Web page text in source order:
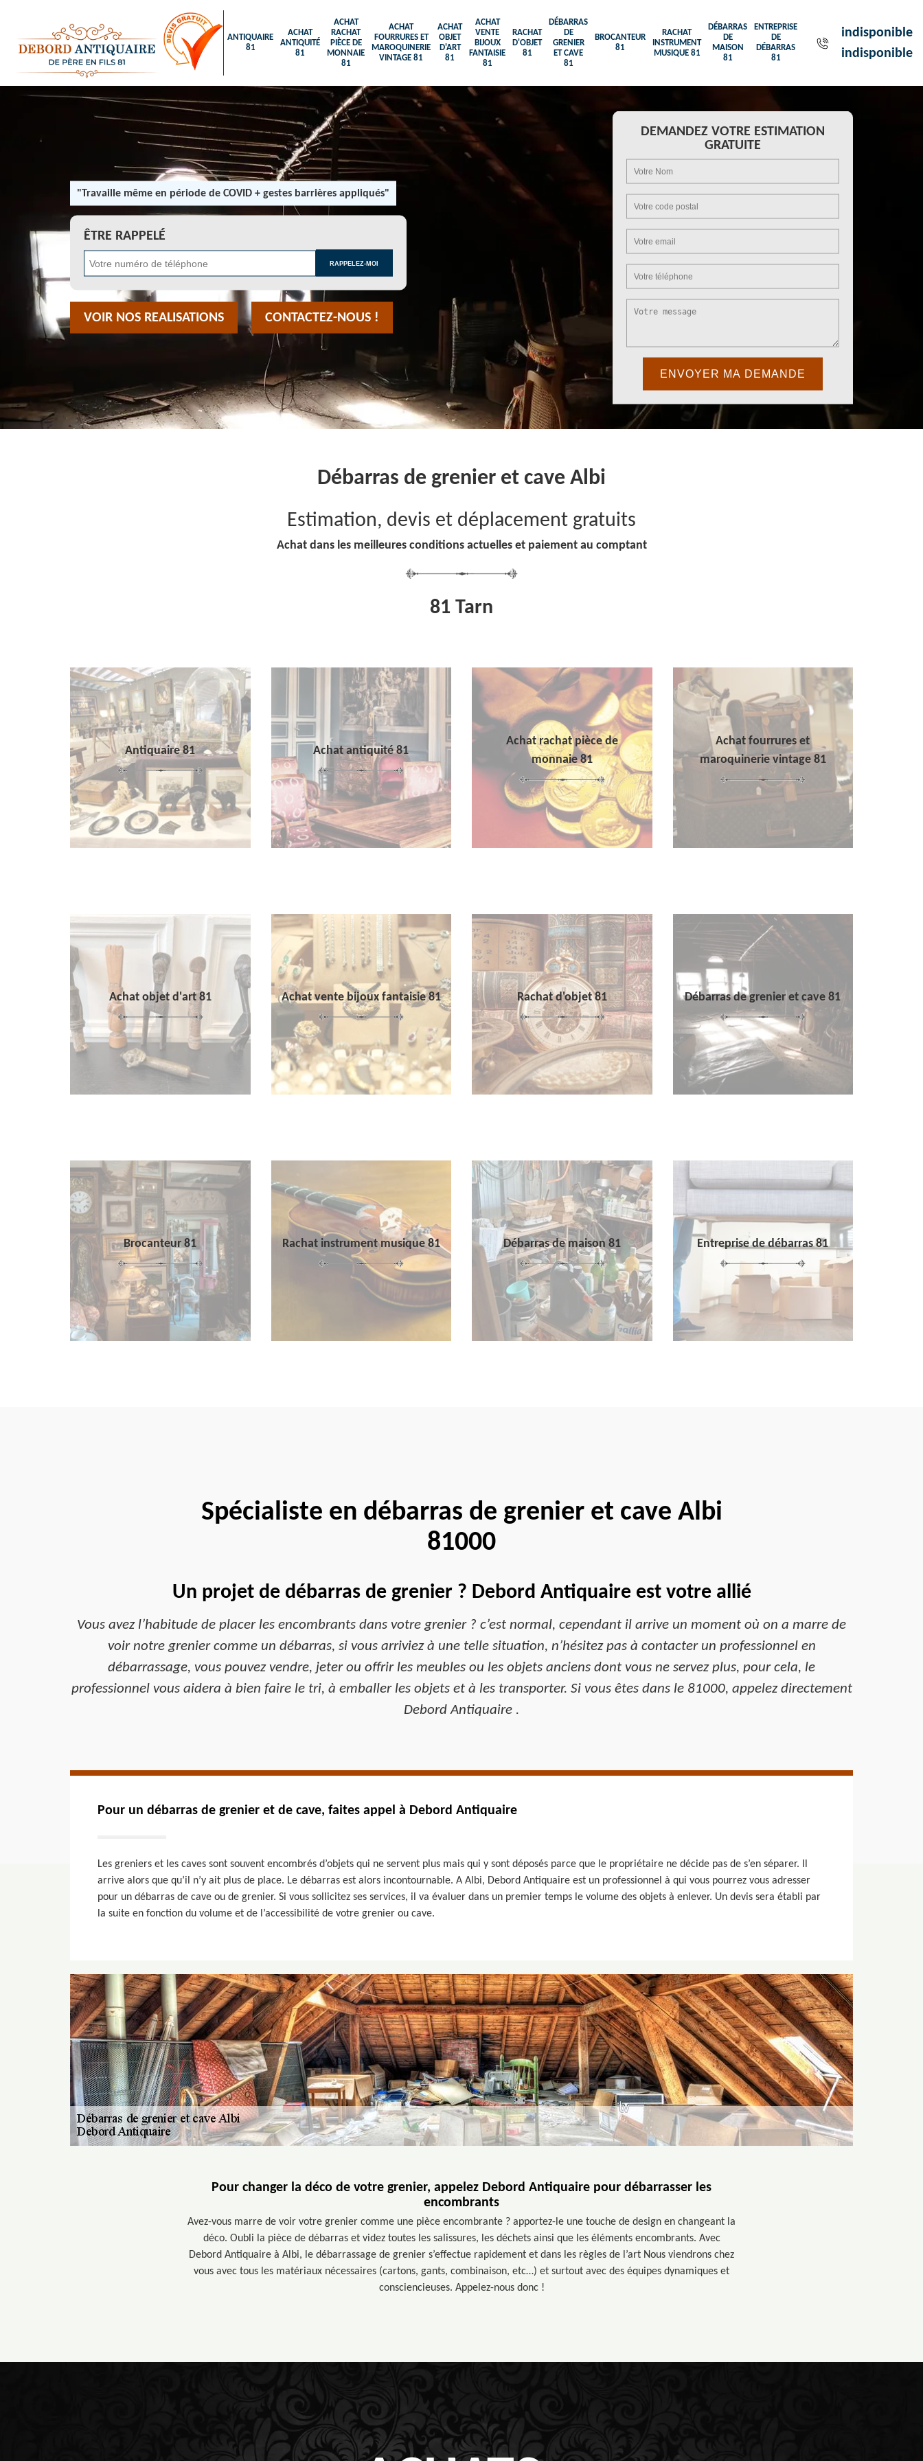
ANTIQUAIRE
81
ACHAT
ANTIQUITÉ
81
ACHAT
RACHAT
PIÈCE DE
MONNAIE
81
ACHAT
FOURRURES ET
MAROQUINERIE
VINTAGE 81
ACHAT
OBJET
D'ART
81
ACHAT
VENTE
BIJOUX
FANTAISIE
81
RACHAT
D'OBJET
81
DÉBARRAS
DE
GRENIER
ET CAVE
81
BROCANTEUR
81
RACHAT
INSTRUMENT
MUSIQUE 81
DÉBARRAS
DE
MAISON
81
ENTREPRISE
DE
DÉBARRAS
81
indisponible
indisponible
"Travaille même en période de COVID + gestes barrières appliqués"
ÊTRE RAPPELÉ
VOIR NOS REALISATIONS CONTACTEZ-NOUS !
DEMANDEZ VOTRE ESTIMATION
GRATUITE
Débarras de grenier et cave Albi
Estimation, devis et déplacement gratuits
Achat dans les meilleures conditions actuelles et paiement au comptant
81 Tarn
Antiquaire 81 Achat antiquité 81
Achat rachat pièce de
monnaie 81
Achat fourrures et
maroquinerie vintage 81
Achat objet d'art 81 Achat vente bijoux fantaisie 81 Rachat d'objet 81 Débarras de grenier et cave 81
Brocanteur 81 Rachat instrument musique 81 Débarras de maison 81 Entreprise de débarras 81
Spécialiste en débarras de grenier et cave Albi
81000
Un projet de débarras de grenier ? Debord Antiquaire est votre allié
Vous avez l’habitude de placer les encombrants dans votre grenier ? c’est normal, cependant il arrive un moment où on a marre de
voir notre grenier comme un débarras, si vous arriviez à une telle situation, n’hésitez pas à contacter un professionnel en
débarrassage, vous pouvez vendre, jeter ou offrir les meubles ou les objets anciens dont vous ne servez plus, pour cela, le
professionnel vous aidera à bien faire le tri, à emballer les objets et à les transporter. Si vous êtes dans le 81000, appelez directement
Debord Antiquaire .
Pour un débarras de grenier et de cave, faites appel à Debord Antiquaire
Les greniers et les caves sont souvent encombrés d’objets qui ne servent plus mais qui y sont déposés parce que le propriétaire ne décide pas de s’en séparer. Il
arrive alors que qu’il n’y ait plus de place. Le débarras est alors incontournable. A Albi, Debord Antiquaire est un professionnel à qui vous pourrez vous adresser
pour un débarras de cave ou de grenier. Si vous sollicitez ses services, il va évaluer dans un premier temps le volume des objets à enlever. Un devis sera établi par
la suite en fonction du volume et de l’accessibilité de votre grenier ou cave.
Pour changer la déco de votre grenier, appelez Debord Antiquaire pour débarrasser les
encombrants
Avez-vous marre de voir votre grenier comme une pièce encombrante ? apportez-le une touche de design en changeant la
déco. Oubli la pièce de débarras et videz toutes les salissures, les déchets ainsi que les éléments encombrants. Avec
Debord Antiquaire à Albi, le débarrassage de grenier s’effectue rapidement et dans les règles de l’art Nous viendrons chez
vous avec tous les matériaux nécessaires (cartons, gants, combinaison, etc…) et surtout avec des équipes dynamiques et
consciencieuses. Appelez-nous donc !